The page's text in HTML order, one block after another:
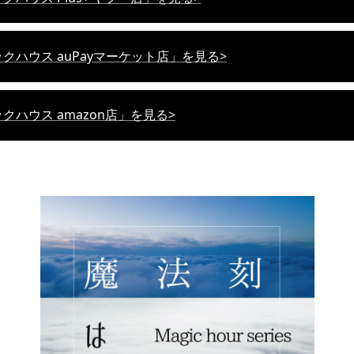
ハウス auPayマーケット店」を見る>
ハウス amazon店」を見る>